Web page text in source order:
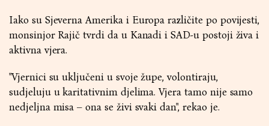
Iako su Sjeverna Amerika i Europa različite po povijesti,
monsinjor Rajič tvrdi da u Kanadi i SAD-u postoji živa i
aktivna vjera.
"Vjernici su uključeni u svoje župe, volontiraju,
sudjeluju u karitativnim djelima. Vjera tamo nije samo
nedjeljna misa – ona se živi svaki dan", rekao je.